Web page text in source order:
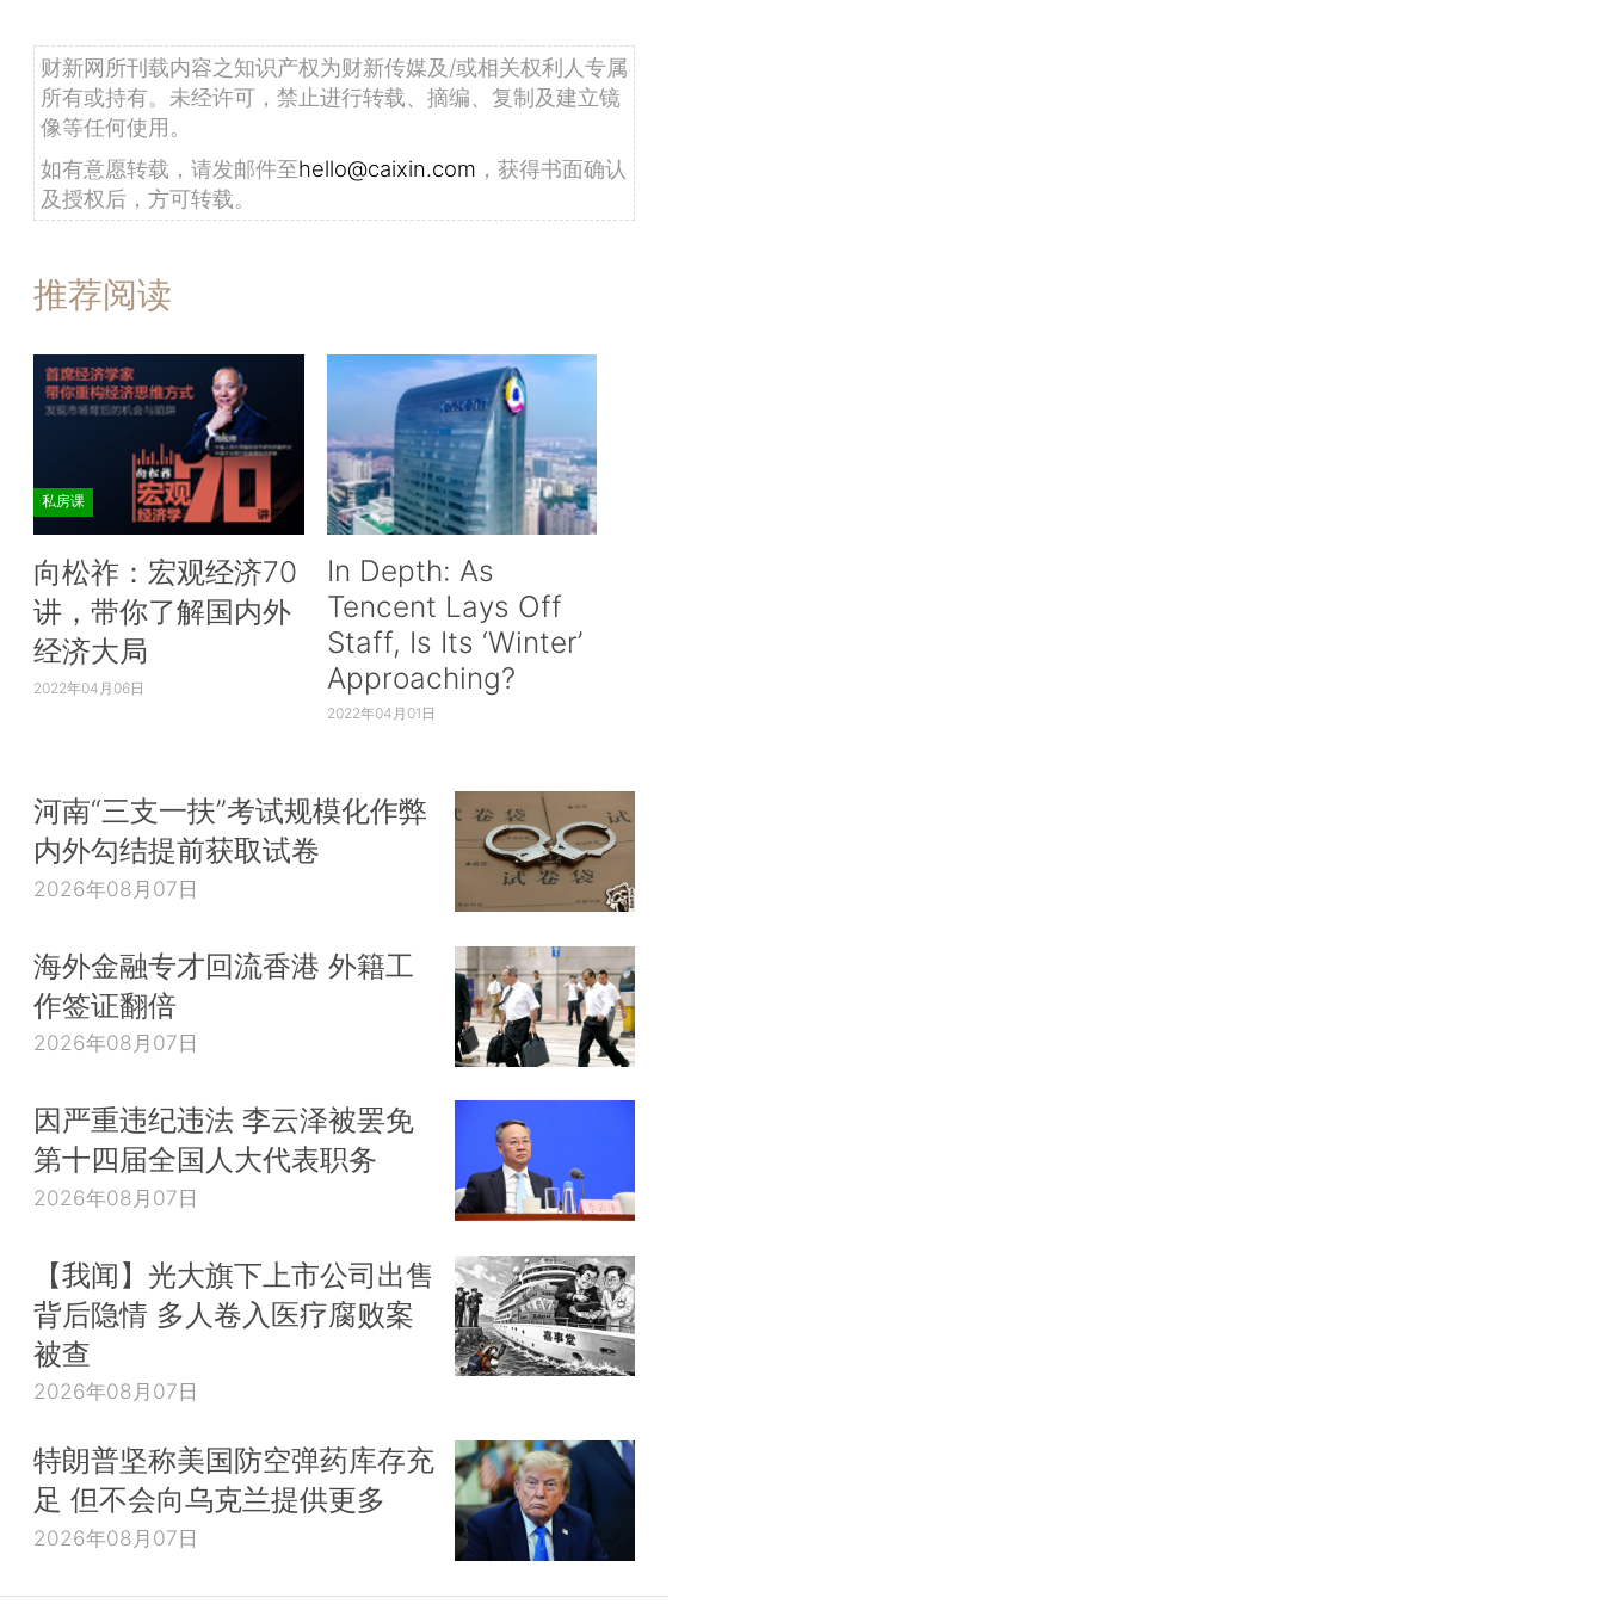
财新网所刊载内容之知识产权为财新传媒及/或相关权利人专属
所有或持有。未经许可，禁止进行转载、摘编、复制及建立镜
像等任何使用。
如有意愿转载，请发邮件至hello@caixin.com ，获得书面确认
及授权后，方可转载。
推荐阅读
私房课
向松祚：宏观经济70
讲，带你了解国内外
经济大局
2022年04月06日
In Depth: As
Tencent Lays Off
Staff, Is Its ‘Winter’
Approaching?
2022年04月01日
河南“三支一扶”考试规模化作弊
内外勾结提前获取试卷
2026年08月07日
海外金融专才回流香港 外籍工
作签证翻倍
2026年08月07日
因严重违纪违法 李云泽被罢免
第十四届全国人大代表职务
2026年08月07日
【我闻】光大旗下上市公司出售
背后隐情 多人卷入医疗腐败案
被查
2026年08月07日
特朗普坚称美国防空弹药库存充
足 但不会向乌克兰提供更多
2026年08月07日